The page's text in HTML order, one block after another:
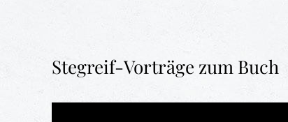
Stegreif-Vorträge zum Buch